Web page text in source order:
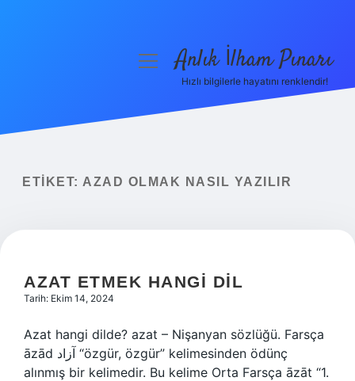
Yasal Uyarı
menüyüAnlık İlham Pınarı
Hızlı bilgilerle hayatını renklendir!
ETIKET: AZAD OLMAK NASIL YAZILIR
AZAT ETMEK HANGI DIL
Tarih: Ekim 14, 2024
Azat hangi dilde? azat – Nişanyan sözlüğü. Farsça
āzād آزاد “özgür, özgür” kelimesinden ödünç
alınmış bir kelimedir. Bu kelime Orta Farsça āzāt “1.